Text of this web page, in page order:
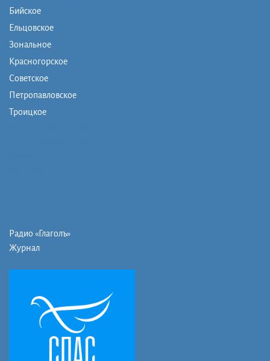
Бийское
Ельцовское
Зональное
Красногорское
Советское
Петропавловское
Троицкое
Радио «Глаголъ»
Журнал